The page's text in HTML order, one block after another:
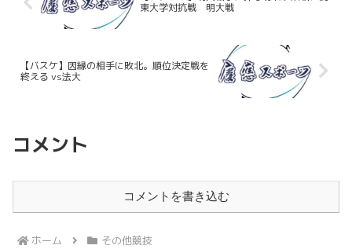
東大学対抗戦 明大戦
【バスケ】因縁の相手に敗北。順位決定戦を
終える vs法大
コメント
コメントを書き込む
ホーム その他競技